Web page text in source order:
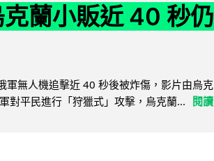
蘭小販近 40 秒仍
軍無人機追擊近 40 秒後被炸傷，影片由烏克
對平民進行「狩獵式」攻擊，烏克蘭...
閱讀